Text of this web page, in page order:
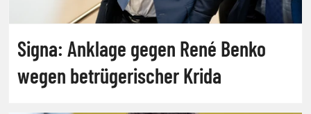
Signa: Anklage gegen René Benko
wegen betrügerischer Krida